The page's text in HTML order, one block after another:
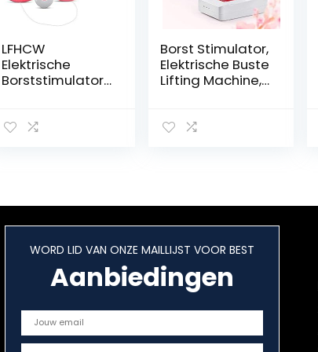
LFHCW
Elektrische
Borststimulator,
Tepelstimulatie,
Opladen Via Usb
Borst Stimulator,
Elektrische Buste
Lifting Machine,
Voorkomen Dat
WORD LID VAN ONZE MAILLIJST VOOR BEST
Aanbiedingen